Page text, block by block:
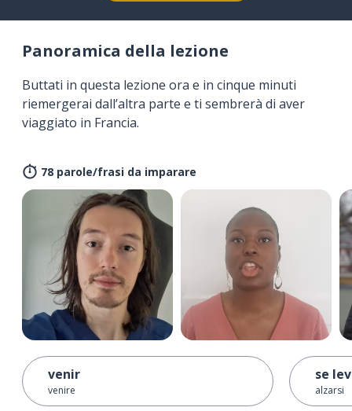
Panoramica della lezione
Buttati in questa lezione ora e in cinque minuti
riemergerai dall’altra parte e ti sembrerà di aver
viaggiato in Francia.
78 parole/frasi da imparare
venir
venire
se
alzarsi